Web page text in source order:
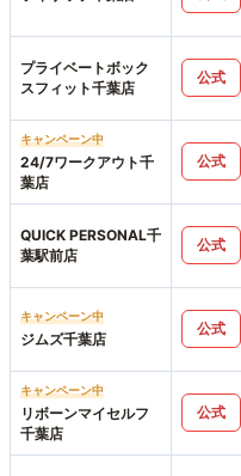
プライベートボック
スフィット千葉店
公式
キャンペーン中
24/7ワークアウト千
葉店
公式
QUICK PERSONAL千
葉駅前店
公式
キャンペーン中
ジムズ千葉店
公式
キャンペーン中
リボーンマイセルフ
千葉店
公式